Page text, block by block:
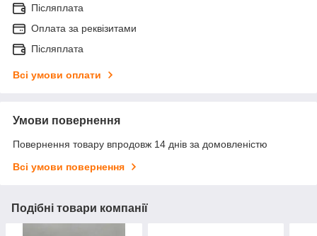
Післяплата
Оплата за реквізитами
Післяплата
Всі умови оплати
Умови повернення
Повернення товару впродовж 14 днів за домовленістю
Всі умови повернення
Подібні товари компанії